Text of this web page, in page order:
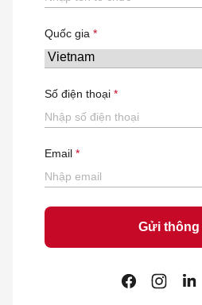
Quốc gia
Số điện thoại
Email